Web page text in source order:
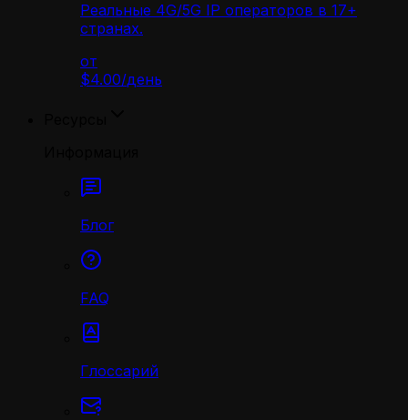
Реальные 4G/5G IP операторов в 17+
странах.
от
$4.00/день
Блог
FAQ
Глоссарий